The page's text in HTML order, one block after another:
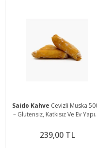
Saido Kahve Cevizli Muska
– Glutensiz, Katkısız Ve Ev
239,00 TL